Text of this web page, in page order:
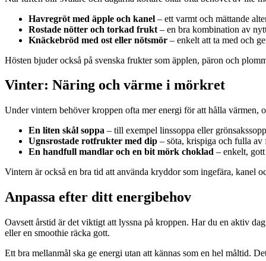
Havregröt med äpple och kanel – ett varmt och mättande
Rostade nötter och torkad frukt – en bra kombination av
Knäckebröd med ost eller nötsmör – enkelt att ta med och
Hösten bjuder också på svenska frukter som äpplen, päron och
Vinter: Näring och värme i mörkret
Under vintern behöver kroppen ofta mer energi för att hålla värmen,
En liten skål soppa – till exempel linssoppa eller
Ugnsrostade rotfrukter med dip – söta, krispiga och fulla av
En handfull mandlar och en bit mörk choklad – enkelt,
Vintern är också en bra tid att använda kryddor som ingefära, kanel
Anpassa efter ditt energibehov
Oavsett årstid är det viktigt att lyssna på kroppen. Har du en aktiv
eller en smoothie räcka gott.
Ett bra mellanmål ska ge energi utan att kännas som en hel måltid.